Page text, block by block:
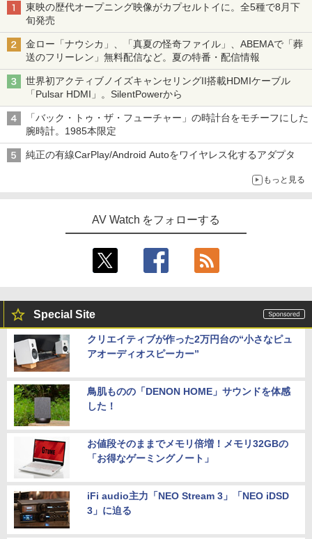
東映の歴代オープニング映像がカプセルトイに。全5種で8月下
旬発売
金ロー「ナウシカ」、「真夏の怪奇ファイル」、ABEMAで「葬
送のフリーレン」無料配信など。夏の特番・配信情報
世界初アクティブノイズキャンセリングII搭載HDMIケーブル
「Pulsar HDMI」。SilentPowerから
「バック・トゥ・ザ・フューチャー」の時計台をモチーフにした
腕時計。1985本限定
純正の有線CarPlay/Android Autoをワイヤレス化するアダプタ
もっと見る
AV Watch をフォローする
Special Site
クリエイティブが作った2万円台の“小さなピュ
アオーディオスピーカー”
鳥肌ものの「DENON HOME」サウンドを体感
した！
お値段そのままでメモリ倍増！メモリ32GBの
「お得なゲーミングノート」
iFi audio主力「NEO Stream 3」「NEO iDSD
3」に迫る